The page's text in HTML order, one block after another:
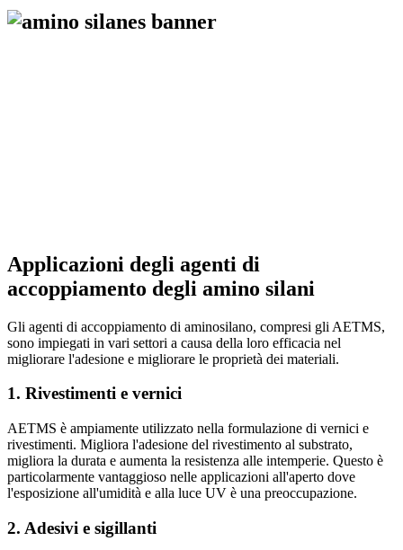
Applicazioni degli agenti di
accoppiamento degli amino silani
Gli agenti di accoppiamento di aminosilano, compresi gli AETMS,
sono impiegati in vari settori a causa della loro efficacia nel
migliorare l'adesione e migliorare le proprietà dei materiali.
1. Rivestimenti e vernici
AETMS è ampiamente utilizzato nella formulazione di vernici e
rivestimenti. Migliora l'adesione del rivestimento al substrato,
migliora la durata e aumenta la resistenza alle intemperie. Questo è
particolarmente vantaggioso nelle applicazioni all'aperto dove
l'esposizione all'umidità e alla luce UV è una preoccupazione.
2. Adesivi e sigillanti